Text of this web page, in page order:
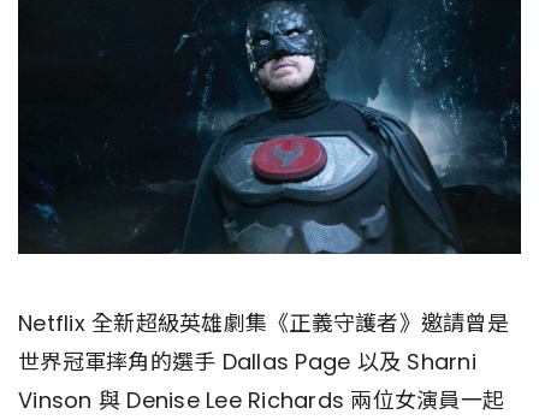
Netflix 全新超級英雄劇集《正義守護者》邀請曾是
世界冠軍摔角的選手 Dallas Page 以及 Sharni
Vinson 與 Denise Lee Richards 兩位女演員一起